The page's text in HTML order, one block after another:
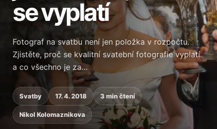
se vyplatí
Fotograf na svatbu není jen položka v rozpočtu.
Zjistěte, proč se kvalitní svatební fotografie vyplatí
a co všechno je za…
Svatby 17. 4. 2018 3 min čtení
Nikol Kolomaznikova